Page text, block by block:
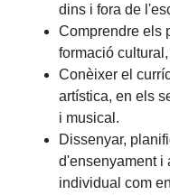
dins i fora de
Comprendre els
formació
Conèixer el
artística, en els
i musical.
Dissenyar,
d'ensenyament i
individual com